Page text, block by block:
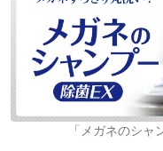
「メガネのシ